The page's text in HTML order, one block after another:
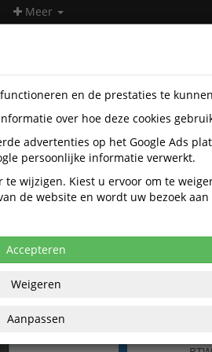
Meer
Papiervernietiger
Auto+ 300X
en de prestaties te
over hoe deze cookies
advertenties op het Google Ads
persoonlijke informatie verwerkt.
wijzigen. Kiest u ervoor om te
de website en wordt uw bezoek
Accepteren
Weigeren
Aanpassen